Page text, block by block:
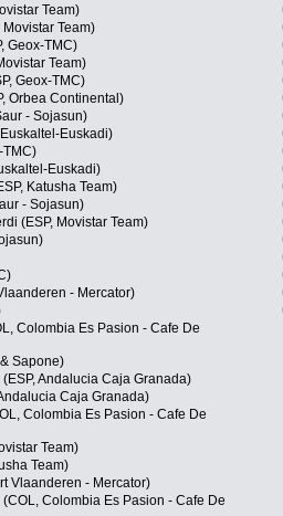
Team)
Team)
Geox-TMC)
Team)
Geox-TMC)
Orbea Continental)
- Sojasun)
Euskadi)
TMC)
Euskadi)
Katusha Team)
- Sojasun)
(ESP, Movistar Team)
- Mercator)
Colombia Es Pasion - Cafe De
Sapone)
Andalucia Caja Granada)
Caja Granada)
Colombia Es Pasion - Cafe De
Team)
Team)
Vlaanderen - Mercator)
Colombia Es Pasion - Cafe De